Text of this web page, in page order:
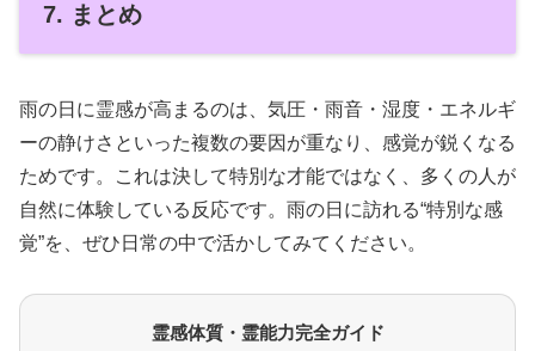
7. まとめ
雨の日に霊感が高まるのは、気圧・雨音・湿度・エネルギ
ーの静けさといった複数の要因が重なり、感覚が鋭くなる
ためです。これは決して特別な才能ではなく、多くの人が
自然に体験している反応です。雨の日に訪れる“特別な感
覚”を、ぜひ日常の中で活かしてみてください。
霊感体質・霊能力完全ガイド